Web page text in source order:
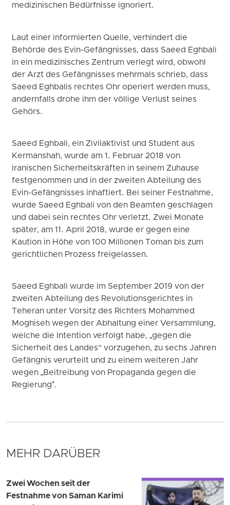
medizinischen Bedürfnisse ignoriert.
Laut einer informierten Quelle, verhindert die
Behörde des Evin-Gefängnisses, dass Saeed Eghbali
in ein medizinisches Zentrum verlegt wird, obwohl
der Arzt des Gefängnisses mehrmals schrieb, dass
Saeed Eghbalis rechtes Ohr operiert werden muss,
andernfalls drohe ihm der völlige Verlust seines
Gehörs.
Saeed Eghbali, ein Zivilaktivist und Student aus
Kermanshah, wurde am 1. Februar 2018 von
iranischen Sicherheitskräften in seinem Zuhause
festgenommen und in der zweiten Abteilung des
Evin-Gefängnisses inhaftiert. Bei seiner Festnahme,
wurde Saeed Eghbali von den Beamten geschlagen
und dabei sein rechtes Ohr verletzt. Zwei Monate
später, am 11. April 2018, wurde er gegen eine
Kaution in Höhe von 100 Millionen Toman bis zum
gerichtlichen Prozess freigelassen.
Saeed Eghbali wurde im September 2019 von der
zweiten Abteilung des Revolutionsgerichtes in
Teheran unter Vorsitz des Richters Mohammed
Moghiseh wegen der Abhaltung einer Versammlung,
welche die Intention verfolgt habe, „gegen die
Sicherheit des Landes“ vorzugehen, zu sechs Jahren
Gefängnis verurteilt und zu einem weiteren Jahr
wegen „Beitreibung von Propaganda gegen die
Regierung".
MEHR DARÜBER
Zwei Wochen seit der
Festnahme von Saman Karimi